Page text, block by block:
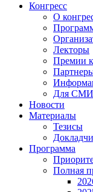
Конгресс
О
Лекторы
Премии
Для СМИ
Новости
Материалы
Тезисы
Программа
Полная